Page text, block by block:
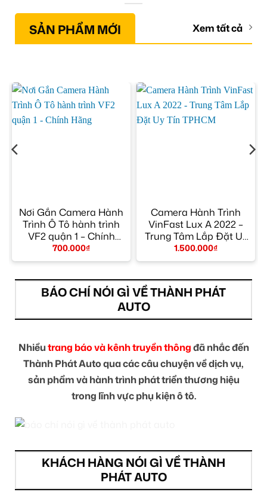
SẢN PHẨM MỚI Xem tất cả
Nơi Gắn Camera Hành
Trình Ô Tô hành trình
VF2 quận 1 – Chính
Hãng
700.000₫
Camera Hành Trình
VinFast Lux A 2022 –
Trung Tâm Lắp Đặt Uy
Tín TPHCM
1.500.000₫
BÁO CHÍ NÓI GÌ VỀ THÀNH PHÁT
AUTO
Nhiềutrang báo và kênh truyền thôngđã nhắc đến
Thành Phát Auto qua các câu chuyện về dịch vụ,
sản phẩm và hành trình phát triển thương hiệu
trong lĩnh vực phụ kiện ô tô.
KHÁCH HÀNG NÓI GÌ VỀ THÀNH
PHÁT AUTO